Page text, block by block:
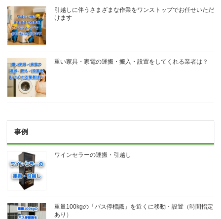
引越しに伴うさまざまな作業をワンストップでお任せいただ
けます
重い家具・家電の運搬・搬入・設置をしてくれる業者は？
事例
ワインセラーの運搬・引越し
重量100kgの「バス停標識」を近くに移動・設置（時間指定
あり）